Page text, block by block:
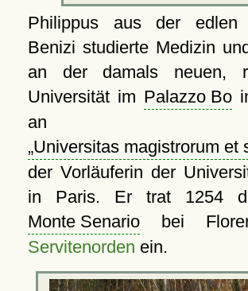
Philippus aus der edlen
Benizi studierte Medizin
an der damals neuen,
Universität im Palazzo Bo
an
Universitas magistrorum et
der Vorläuferin der
in Paris. Er trat 1254
Monte Senariobei
Servitenorden ein.